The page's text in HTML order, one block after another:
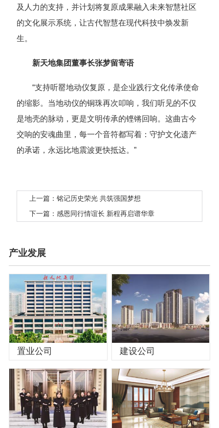
及人力的支持，并计划将复原成果融入未来智慧社区
的文化展示系统，让古代智慧在现代科技中焕发新
生。
新天地集团董事长张梦留寄语
“支持听罂地动仪复原，是企业践行文化传承使命
的缩影。当地动仪的铜珠再次叩响，我们听见的不仅
是地壳的脉动，更是文明传承的铿锵回响。这曲古今
交响的安魂曲里，每一个音符都写着：守护文化遗产
的承诺，永远比地震波更快抵达。”
上一篇：铭记历史荣光 共筑强国梦想
下一篇：感恩同行情谊长 新程再启谱华章
产业发展
置业公司 建设公司